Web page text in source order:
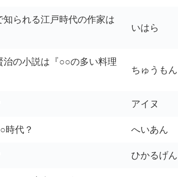
知られる江戸時代の作家は
いはら
の小説は『○○の多い料理
ちゅうもん
アイヌ
時代？ へいあん
ひかるげ